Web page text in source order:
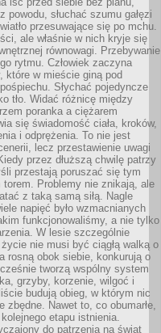
powodu, słuchać szumu gałęzi
przesuwające się po mchu.
ale właśnie w nich kryje się
równowagi. Przebywanie
rytmu. Człowiek zaczyna
które w mieście giną pod
Słychać pojedyncze
tło. Widać różnicę między
poranka a ciężarem
się świadomość ciała, kroków,
i odprężenia. To nie jest
lecz przestawienie uwagi
przez dłuższą chwilę patrzy
przestają poruszać się tym
Problemy nie znikają, ale
z taką samą siłą. Nagle
napięć było wzmacnianych
funkcjonowaliśmy, a nie tylko
W lesie szczególnie
nie musi być ciągłą walką o
rosną obok siebie, konkurują o
tworzą wspólny system
grzyby, korzenie, wilgoć i
budują obieg, w którym nic
zbędne. Nawet to, co obumarłe,
etapu istnienia.
do patrzenia na świat